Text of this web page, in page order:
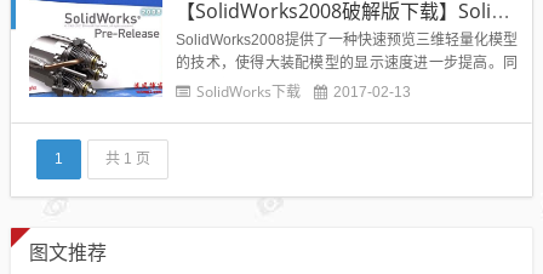
装提示点...
【SolidWorks2008破解版下载】SolidWorks2008正式破解版32位+序列号下载
SolidWorks2008提供了一种快速预览三维轻量化模型
的技术，使得大装配模型的显示速度进一步提高。同
时，支持在设计界面下的真三维显示效果，达到了以
SolidWorks下载 2017-02-13
1 共 1 页
图文推荐